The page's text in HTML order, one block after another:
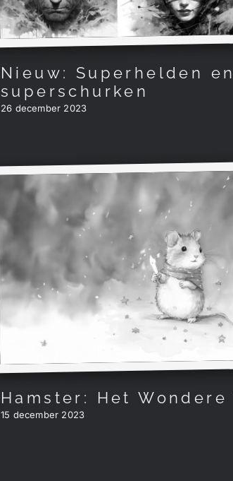
Nieuw: Superhelden en
superschurken
26 december 2023
Hamster: Het
15 december 2023